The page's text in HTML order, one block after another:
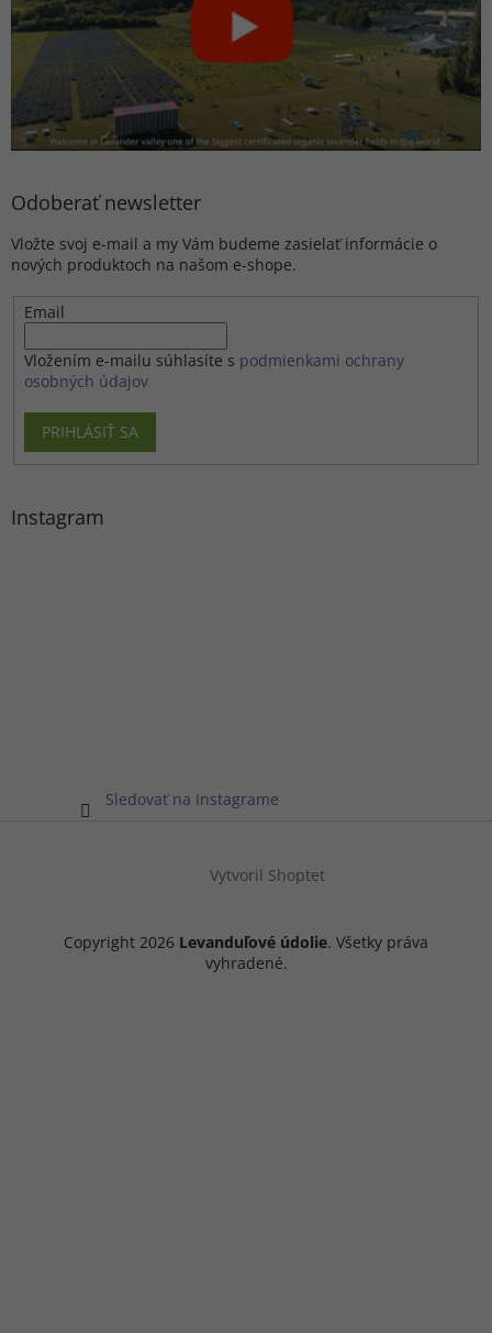
Odoberať newsletter
Vložte svoj e-mail a my Vám budeme zasielať informácie o
nových produktoch na našom e-shope.
Email
Vložením e-mailu súhlasíte s podmienkami ochrany
osobných údajov
PRIHLÁSIŤ SA
Instagram
Sledovať na Instagrame
Vytvoril Shoptet
Copyright 2026 Levanduľové údolie. Všetky práva
vyhradené.